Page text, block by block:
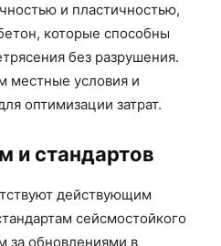
и пластичностью,
которые способны
без разрушения.
местные условия и
оптимизации затрат.
и стандартов
действующим
сейсмостойкого
за обновлениями в